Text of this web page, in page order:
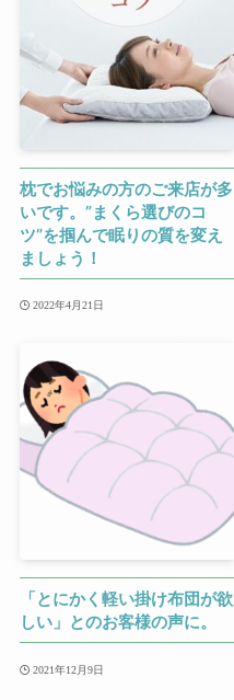
枕でお悩みの方のご来店が多
いです。”まくら選びのコ
ツ”を掴んで眠りの質を変え
ましょう！
2022年4月21日
「とにかく軽い掛け布団が欲
しい」とのお客様の声に。
2021年12月9日